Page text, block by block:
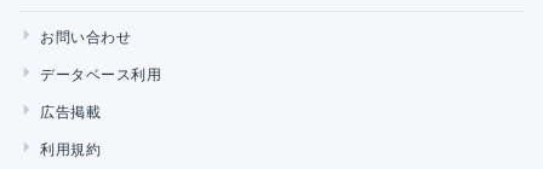
お問い合わせ
データベース利用
広告掲載
利用規約